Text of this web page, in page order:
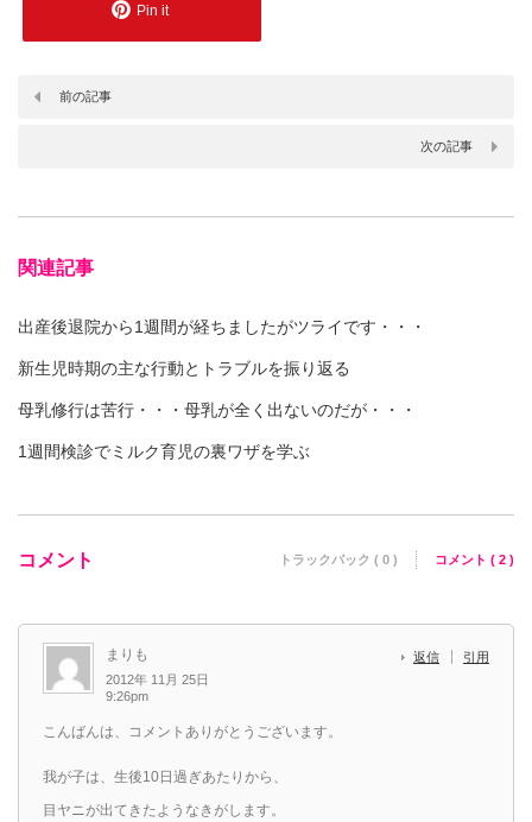
Pin it
前の記事
次の記事
関連記事
出産後退院から1週間が経ちましたがツライです・・・
新生児時期の主な行動とトラブルを振り返る
母乳修行は苦行・・・母乳が全く出ないのだが・・・
1週間検診でミルク育児の裏ワザを学ぶ
コメント トラックバック ( 0 ) コメント ( 2 )
まりも
2012年 11月 25日
9:26pm
返信 引用
こんばんは、コメントありがとうございます。
我が子は、生後10日過ぎあたりから、
目ヤニが出てきたようなきがします。